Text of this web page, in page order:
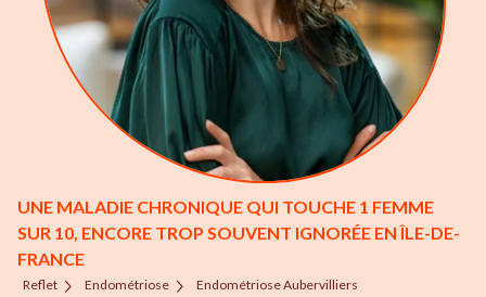
UNE MALADIE CHRONIQUE QUI TOUCHE 1 FEMME
SUR 10, ENCORE TROP SOUVENT IGNORÉE EN ÎLE-DE-
FRANCE
Reflet Endométriose Endométriose Aubervilliers